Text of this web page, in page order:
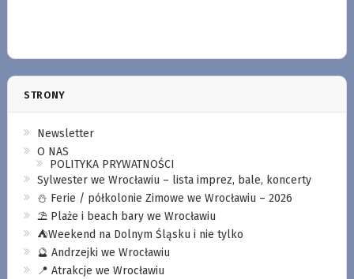
STRONY
Newsletter
O NAS
POLITYKA PRYWATNOŚCI
Sylwester we Wrocławiu – lista imprez, bale, koncerty
⛄️ Ferie / półkolonie Zimowe we Wrocławiu – 2026
⛱️ Plaże i beach bary we Wrocławiu
⛺️Weekend na Dolnym Śląsku i nie tylko
🔮 Andrzejki we Wrocławiu
📍 Atrakcje we Wrocławiu